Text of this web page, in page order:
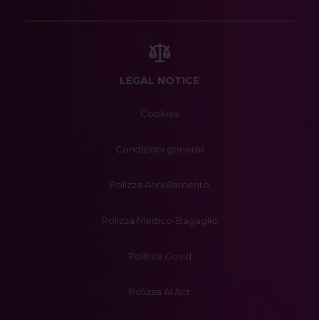
LEGAL NOTICE
Cookies
Condizioni generali
Polizza Annullamento
Polizza Medico-Bagaglio
Politica Covid
Polizza AI Act